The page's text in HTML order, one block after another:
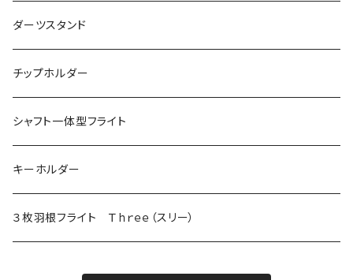
ドルフィンチップコンバージョン
プリントバージョン
当ショップ限定発売
ダーツスタンド
チップホルダー
シャフト一体型フライト
キーホルダー
３枚羽根フライト Ｔｈｒｅｅ（スリー）